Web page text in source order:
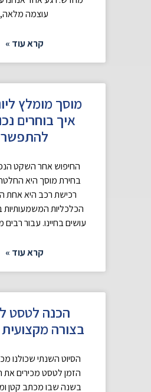
עוצמה מלאה,
קרא עוד »
מוסך מומלץ
איך בוחרים
להתפשר
החיפוש אחר השקט
בחירת מוסך היא
רכישת רכב היא אחת
הכלכליות המשמעותיות
עושים בחיינו. עבור רבים
קרא עוד »
הכנה לטסט
בצורה
הסיוט השנתי שכולנו
הזמן לטסט מכירים את
בשנה שבו מכתב קטן